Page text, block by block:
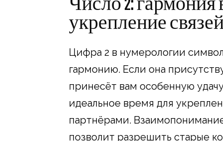
укрепление
Цифра 2 в нумерологии
гармонию. Если она
принесёт вам особенную
идеальное время для
партнёрами.
позволит разрешить старые